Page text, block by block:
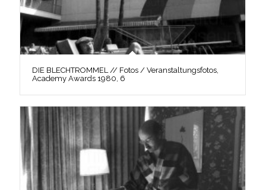
DIE BLECHTROMMEL // Fotos / Veranstaltungsfotos,
Academy Awards 1980, 6